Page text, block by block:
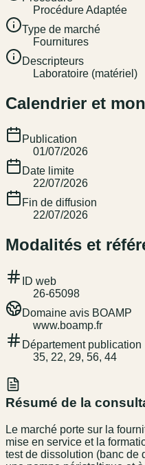
Procédure Adaptée
Type de marché
Fournitures
Descripteurs
Laboratoire (matériel)
Calendrier et
Publication
01/07/2026
Date limite
22/07/2026
Fin de diffusion
22/07/2026
Modalités et
ID web
26-65098
Domaine avis BOAMP
www.boamp.fr
Département publication
35, 22, 29, 56, 44
Résumé de la
Le marché porte sur la
mise en service et la
test de dissolution (banc de